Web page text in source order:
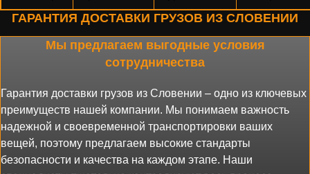
ГАРАНТИЯ ДОСТАВКИ ГРУЗОВ ИЗ СЛОВЕНИИ
Мы предлагаем выгодные условия
сотрудничества
Гарантия доставки грузов из Словении – одно из ключевых
преимуществ нашей компании. Мы понимаем важность
надежной и своевременной транспортировки ваших
вещей, поэтому предлагаем высокие стандарты
безопасности и качества на каждом этапе. Наши